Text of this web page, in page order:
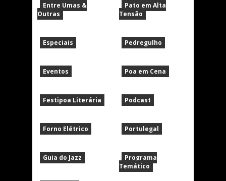
Entre Umas &
Outras
Especiais
Eventos
Festipoa Literária
Forno Elétrico
Guia do Jazz
Pato em Alta
Tensão
Pedregulho
Poa em Cena
Podcast
Portulegal
Programa
Temático